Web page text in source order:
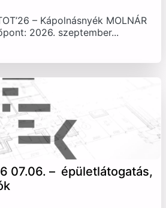
– Kápolnásnyék MOLNÁR
2026. szeptember...
07.06. – épületlátogatás,